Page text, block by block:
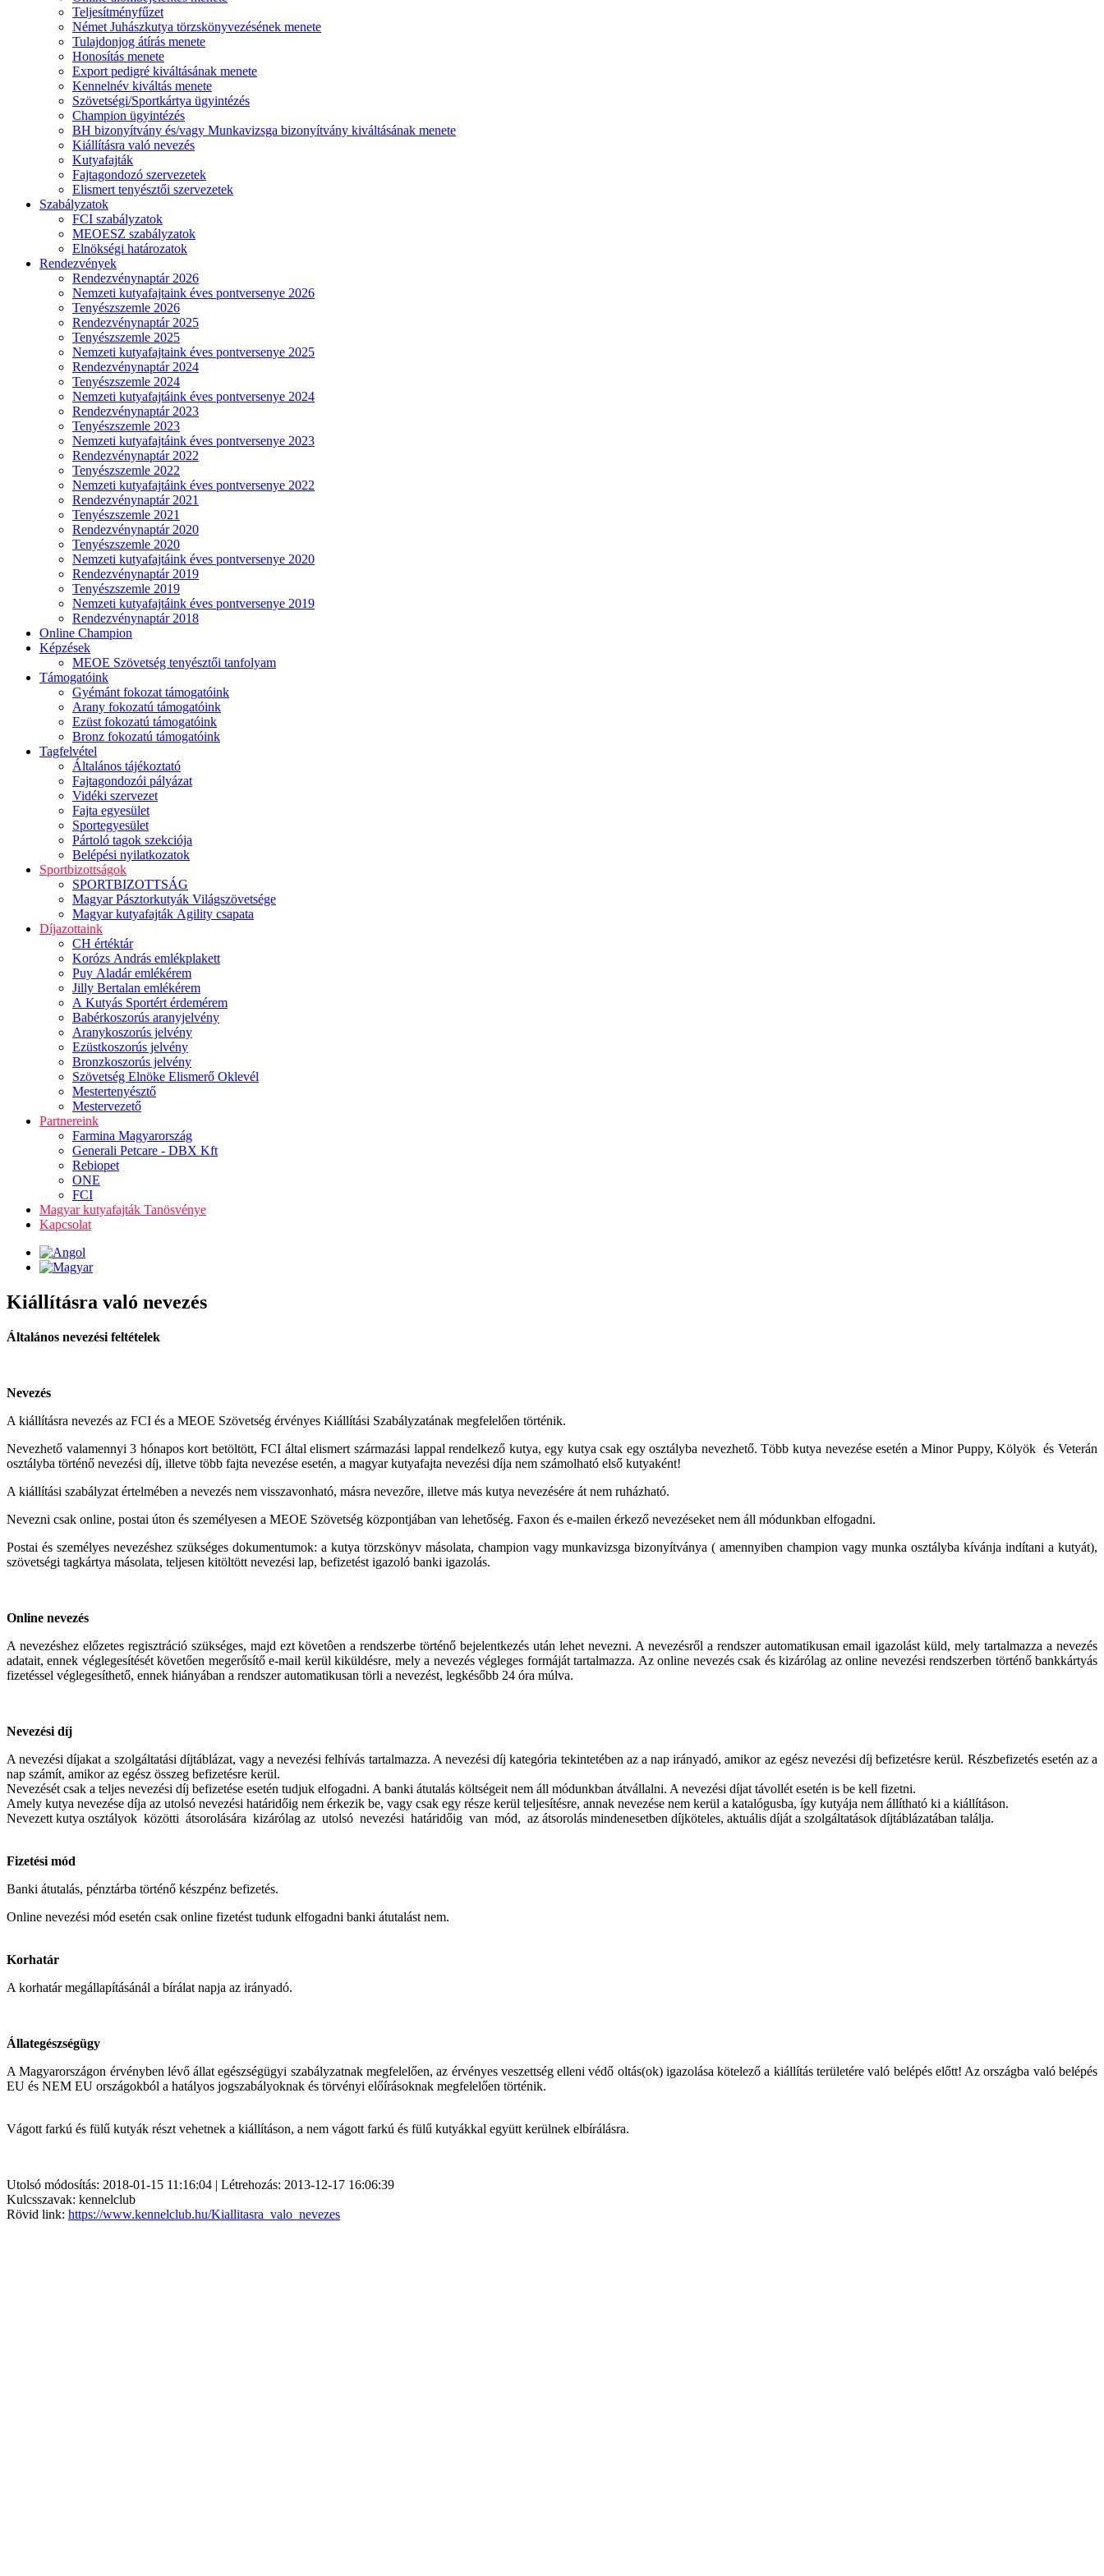
Teljesítményfűzet
Német Juhászkutya törzskönyvezésének menete
Tulajdonjog átírás menete
Honosítás menete
Export pedigré kiváltásának menete
Kennelnév kiváltás menete
Szövetségi/Sportkártya ügyintézés
Champion ügyintézés
BH bizonyítvány és/vagy Munkavizsga bizonyítvány kiváltásának menete
Kiállításra való nevezés
Kutyafajták
Fajtagondozó szervezetek
Elismert tenyésztői szervezetek
Szabályzatok
FCI szabályzatok
MEOESZ szabályzatok
Elnökségi határozatok
Rendezvények
Rendezvénynaptár 2026
Nemzeti kutyafajtaink éves pontversenye 2026
Tenyészszemle 2026
Rendezvénynaptár 2025
Tenyészszemle 2025
Nemzeti kutyafajtaink éves pontversenye 2025
Rendezvénynaptár 2024
Tenyészszemle 2024
Nemzeti kutyafajtáink éves pontversenye 2024
Rendezvénynaptár 2023
Tenyészszemle 2023
Nemzeti kutyafajtáink éves pontversenye 2023
Rendezvénynaptár 2022
Tenyészszemle 2022
Nemzeti kutyafajtáink éves pontversenye 2022
Rendezvénynaptár 2021
Tenyészszemle 2021
Rendezvénynaptár 2020
Tenyészszemle 2020
Nemzeti kutyafajtáink éves pontversenye 2020
Rendezvénynaptár 2019
Tenyészszemle 2019
Nemzeti kutyafajtáink éves pontversenye 2019
Rendezvénynaptár 2018
Online Champion
Képzések
MEOE Szövetség tenyésztői tanfolyam
Támogatóink
Gyémánt fokozat támogatóink
Arany fokozatú támogatóink
Ezüst fokozatú támogatóink
Bronz fokozatú támogatóink
Tagfelvétel
Általános tájékoztató
Fajtagondozói pályázat
Vidéki szervezet
Fajta egyesület
Sportegyesület
Pártoló tagok szekciója
Belépési nyilatkozatok
Sportbizottságok
SPORTBIZOTTSÁG
Magyar Pásztorkutyák Világszövetsége
Magyar kutyafajták Agility csapata
Díjazottaink
CH értéktár
Korózs András emlékplakett
Puy Aladár emlékérem
Jilly Bertalan emlékérem
A Kutyás Sportért érdemérem
Babérkoszorús aranyjelvény
Aranykoszorús jelvény
Ezüstkoszorús jelvény
Bronzkoszorús jelvény
Szövetség Elnöke Elismerő Oklevél
Mestertenyésztő
Mestervezető
Partnereink
Farmina Magyarország
Generali Petcare - DBX Kft
Rebiopet
ONE
FCI
Magyar kutyafajták Tanösvénye
Kapcsolat
Kiállításra való nevezés
Általános nevezési feltételek
Nevezés
A kiállításra nevezés az FCI és a MEOE Szövetség érvényes Kiállítási Szabályzatának megfelelően történik.
Nevezhető valamennyi 3 hónapos kort betöltött, FCI által elismert származási lappal rendelkező kutya, egy kutya csak egy osztályba nevezhető. Több kutya nevezése esetén a Minor Puppy, Kölyök és Veterán
osztályba történő nevezési díj, illetve több fajta nevezése esetén, a magyar kutyafajta nevezési díja nem számolható első kutyaként!
A kiállítási szabályzat értelmében a nevezés nem visszavonható, másra nevezőre, illetve más kutya nevezésére át nem ruházható.
Nevezni csak online, postai úton és személyesen a MEOE Szövetség központjában van lehetőség. Faxon és e-mailen érkező nevezéseket nem áll módunkban elfogadni.
Postai és személyes nevezéshez szükséges dokumentumok: a kutya törzskönyv másolata, champion vagy munkavizsga bizonyítványa ( amennyiben champion vagy munka osztályba kívánja indítani a kutyát),
szövetségi tagkártya másolata, teljesen kitöltött nevezési lap, befizetést igazoló banki igazolás.
Online nevezés
A nevezéshez előzetes regisztráció szükséges, majd ezt követôen a rendszerbe történő bejelentkezés után lehet nevezni. A nevezésről a rendszer automatikusan email igazolást küld, mely tartalmazza a nevezés
adatait, ennek véglegesítését követően megerősítő e-mail kerül kiküldésre, mely a nevezés végleges formáját tartalmazza. Az online nevezés csak és kizárólag az online nevezési rendszerben történő bankkártyás
fizetéssel véglegesíthető, ennek hiányában a rendszer automatikusan törli a nevezést, legkésőbb 24 óra múlva.
Nevezési díj
A nevezési díjakat a szolgáltatási díjtáblázat, vagy a nevezési felhívás tartalmazza. A nevezési díj kategória tekintetében az a nap irányadó, amikor az egész nevezési díj befizetésre kerül. Részbefizetés esetén az a
nap számít, amikor az egész összeg befizetésre kerül.
Nevezését csak a teljes nevezési díj befizetése esetén tudjuk elfogadni. A banki átutalás költségeit nem áll módunkban átvállalni. A nevezési díjat távollét esetén is be kell fizetni.
Amely kutya nevezése díja az utolsó nevezési határidőig nem érkezik be, vagy csak egy része kerül teljesítésre, annak nevezése nem kerül a katalógusba, így kutyája nem állítható ki a kiállításon.
Nevezett kutya osztályok közötti átsorolására kizárólag az utolsó nevezési határidőig van mód, az átsorolás mindenesetben díjköteles, aktuális díját a szolgáltatások díjtáblázatában találja.
Fizetési mód
Banki átutalás, pénztárba történő készpénz befizetés.
Online nevezési mód esetén csak online fizetést tudunk elfogadni banki átutalást nem.
Korhatár
A korhatár megállapításánál a bírálat napja az irányadó.
Állategészségügy
A Magyarországon érvényben lévő állat egészségügyi szabályzatnak megfelelően, az érvényes veszettség elleni védő oltás(ok) igazolása kötelező a kiállítás területére való belépés előtt! Az országba való belépés
EU és NEM EU országokból a hatályos jogszabályoknak és törvényi előírásoknak megfelelően történik.
Vágott farkú és fülű kutyák részt vehetnek a kiállításon, a nem vágott farkú és fülű kutyákkal együtt kerülnek elbírálásra.
Utolsó módosítás: 2018-01-15 11:16:04 | Létrehozás: 2013-12-17 16:06:39
Kulcsszavak: kennelclub
Rövid link: https://www.kennelclub.hu/Kiallitasra_valo_nevezes